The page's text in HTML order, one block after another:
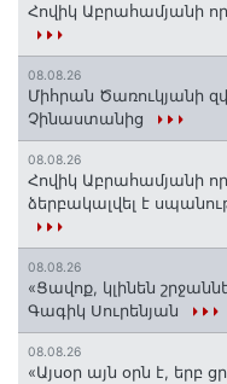
Հովիկ Աբրահամյանի
08.08.26
Միհրան Ծառուկյանի
Չինաստանից
08.08.26
Հովիկ Աբրահամյանի
ձերբակալվել է
08.08.26
«Ցավոք, կլինեն
Գագիկ Սուրենյան
08.08.26
«Այսօր այն օրն է, երբ